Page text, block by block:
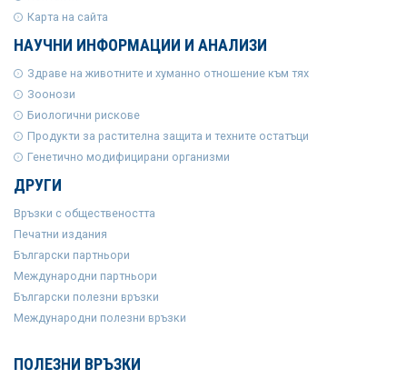
Карта на сайта
НАУЧНИ ИНФОРМАЦИИ И АНАЛИЗИ
Здраве на животните и хуманно отношение към тях
Зоонози
Биологични рискове
Продукти за растителна защита и техните остатъци
Генетично модифицирани организми
ДРУГИ
Връзки с обществеността
Печатни издания
Български партньори
Международни партньори
Български полезни връзки
Международни полезни връзки
ПОЛЕЗНИ ВРЪЗКИ